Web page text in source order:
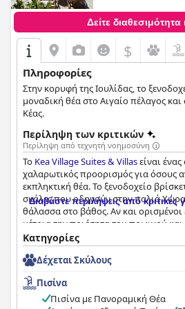
Δείτε διαθεσιμότητα
$
Πληροφορίες
Στην κορυφή της Ιουλίδας, το
μοναδική θέα στο Αιγαίο πέλαγος
Κέας.
Περίληψη των κριτικών
Περίληψη από τεχνητή νοημοσύνη
Το Kea Village Suites & Villasείναι
χαλαρωτικός προορισμός για όσους
εκπληκτική θέα. Το ξενοδοχείο
σκάλες που οδηγούν στην παλιά
θάλασσα στο βάθος. Αν και ορισμένοι
μέτρια την ποιότητα του πρωινού
κλιματισμό και την άνεση των
παραληρούσε για το φρέσκο και
σερβιρίστηκε από το φιλικό
κομψά και άνετα δωμάτια με τις
μοντέρνο σχεδιασμό και τις καθαρές
πισίνα του ξενοδοχείου απέσπασε
Διαβάστε περιλήψεις από κριτικές
Κατηγορίες
Δέχεται Σκύλους
Πισίνα
Πισίνα με Πανοραμική Θέα